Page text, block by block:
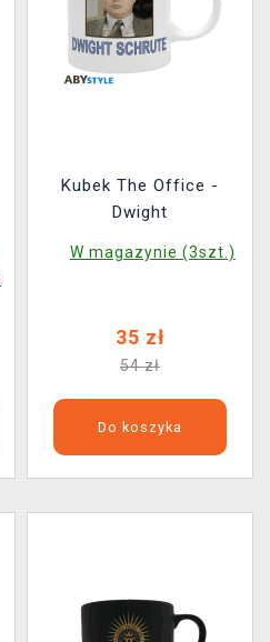
Kubek The Office -
Dwight
W magazynie (3szt.)
35 zł
54 zł
Do koszyka